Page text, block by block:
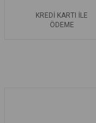
KREDİ KARTI İLE
ÖDEME